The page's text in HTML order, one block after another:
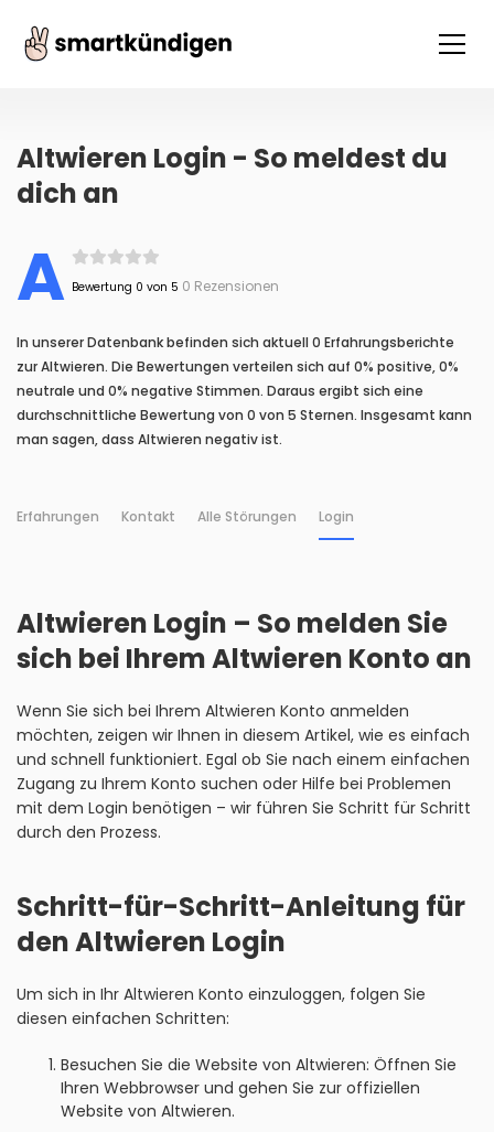
Altwieren Login - So meldest du
dich an
A Bewertung 0 von 5 0 Rezensionen
In unserer Datenbank befinden sich aktuell 0 Erfahrungsberichte
zur Altwieren. Die Bewertungen verteilen sich auf 0% positive, 0%
neutrale und 0% negative Stimmen. Daraus ergibt sich eine
durchschnittliche Bewertung von 0 von 5 Sternen. Insgesamt kann
man sagen, dass Altwieren negativ ist.
Erfahrungen Kontakt Alle Störungen Login
Altwieren Login – So melden Sie
sich bei Ihrem Altwieren Konto an
Wenn Sie sich bei Ihrem Altwieren Konto anmelden
möchten, zeigen wir Ihnen in diesem Artikel, wie es einfach
und schnell funktioniert. Egal ob Sie nach einem einfachen
Zugang zu Ihrem Konto suchen oder Hilfe bei Problemen
mit dem Login benötigen – wir führen Sie Schritt für Schritt
durch den Prozess.
Schritt-für-Schritt-Anleitung für
den Altwieren Login
Um sich in Ihr Altwieren Konto einzuloggen, folgen Sie
diesen einfachen Schritten:
Besuchen Sie die Website von Altwieren: Öffnen Sie
Ihren Webbrowser und gehen Sie zur offiziellen
Website von Altwieren.